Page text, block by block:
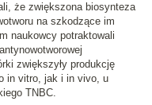
że zwiększona biosynteza
na szkodzące im
naukowcy potraktowali
zwiększyły produkcję
in vitro, jak i in vivo, u
TNBC.